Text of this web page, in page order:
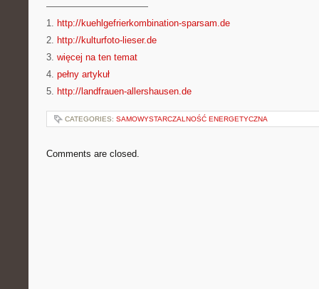
———————————
1. http://kuehlgefrierkombination-sparsam.de
2. http://kulturfoto-lieser.de
3. więcej na ten temat
4. pełny artykuł
5. http://landfrauen-allershausen.de
CATEGORIES: SAMOWYSTARCZALNOŚĆ ENERGETYCZNA
Comments are closed.